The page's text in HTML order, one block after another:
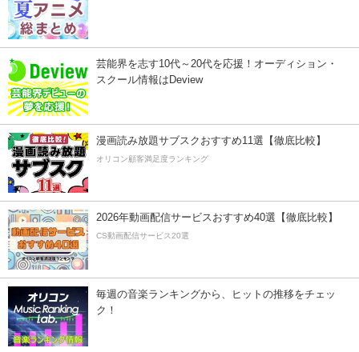
芸能界を志す10代～20代を応援！オーディション・
スクール情報はDeview
漫画読み放題サブスクおすすめ11選【徹底比較】
オリコン顧客満足度ランキング
2026年動画配信サービスおすすめ40選【徹底比較】
CS動画配信サービス20選
毎週の音楽ランキングから、ヒットの推移をチェッ
ク！